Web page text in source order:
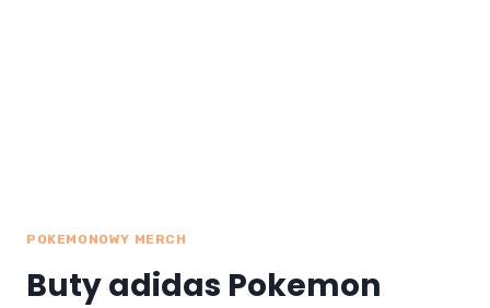
POKEMONOWY MERCH
Buty adidas Pokemon